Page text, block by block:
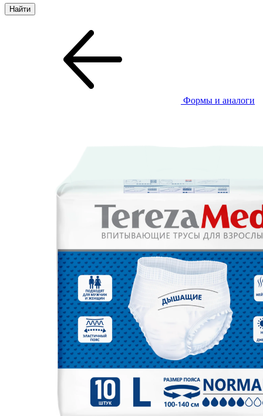
Формы и аналоги